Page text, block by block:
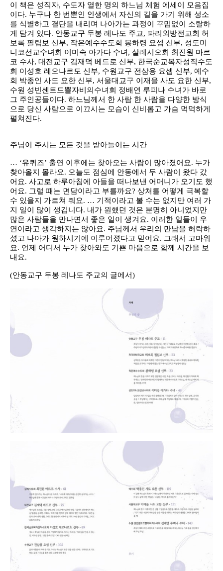
이 책은 성직자, 수도자 열한 명의 하느님 체험 에세이 모음집
이다. 누구나 한 번뿐인 인생에서 자신의 길을 가기 위해 성소
를 식별하고 결단을 내리며 나아가는 과정이 꾸밈없이 소탈하
게 담겨 있다. 안동교구 두봉 레나도 주교, 파리외방전교회 허
보록 필립보 신부, 작은예수수도회 봉하령 요셉 신부, 성도미
니코선교수녀회 이미숙 아가다 수녀, 살레시오회 최진원 마르
코 수사, 대전교구 김재덕 베드로 신부, 한국순교복자성직수도
회 이성호 레오나르도 신부, 수원교구 전삼용 요셉 신부, 예수
회 박종인 사도 요한 신부, 서울대교구 이재을 사도 요한 신부,
수원 성빈센트드뽈자비의수녀회 정배연 루피나 수녀가 바로
그 주인공들이다. 하느님께서 한 사람 한 사람을 다양한 방식
으로 당신 사람으로 이끄시는 모습이 신비롭고 가슴 먹먹하게
펼쳐진다.
주님이 주시는 모든 것을 받아들이는 시간
… ‘유퀴즈’ 출연 이후에는 찾아오는 사람이 많아졌어요. 누가
찾아올지 몰라요. 오늘도 점심에 안동에서 두 사람이 왔다 갔
어요. 사고로 하루아침에 아들을 떠나보낸 어머니가 오기도 했
어요. 그럴 때는 면담이라고 부를까요? 상처를 어떻게 극복할
수 있을지 가르쳐 줘요. … 기적이라고 볼 수는 없지만 여러 가
지 일이 많이 생깁니다. 내가 원했던 것은 분명히 아니었지만
많은 사람들을 만나면서 좋은 일이 생겨요. 이러한 일들이 우
연이라고 생각하지는 않아요. 주님께서 우리의 만남을 허락하
셨고 나아가 원하시기에 이루어졌다고 믿어요. 그래서 고마워
요. 언제 어디서 누가 찾아와도 기쁜 마음으로 함께 시간을 보
내요.
(안동교구 두봉 레나도 주교의 글에서)